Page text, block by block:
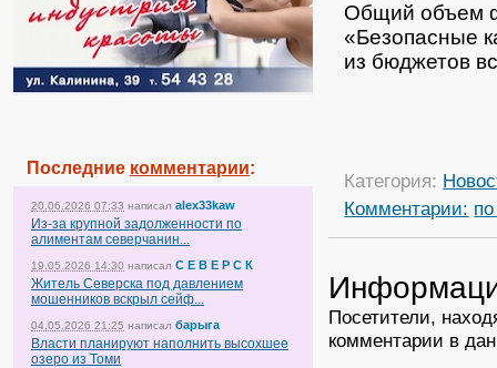
Последние комментарии:
20.06.2026 07:33 написал alex33kaw
Из-за крупной задолженности по
алиментам северчанин...
19.05.2026 14:30 написал С Е В Е Р С К
Житель Северска под давлением
мошенников вскрыл сейф...
04.05.2026 21:25 написал барыга
Власти планируют наполнить высохшее
озеро из Томи
Общий объем
«Безопасные
из бюджетов
Категория:
Комментарии:
Посетители,
комментарии в